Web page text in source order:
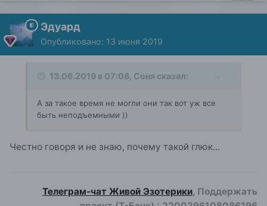
Эдуард
Опубликовано: 13 июня 2019
13.06.2019 в 07:08, Соня сказал:
А за такое время не могли они так вот уж все
быть неподъемными ))
Честно говоря и не знаю, почему такой глюк...
Телеграм-чат Живой Эзотерики, Поддержать